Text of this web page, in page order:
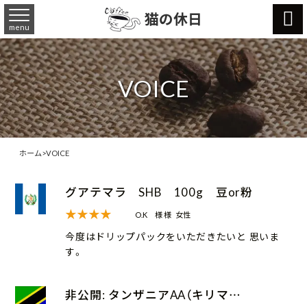
猫の休日
menu 
VOICE
ホーム>VOICE
グアテマラ SHB 100g 豆or粉
★★★★
O.K 様 様 女性
今度はドリップパックをいただきたいと 思いま
す。
非公開: タンザニアAA（キリマ…